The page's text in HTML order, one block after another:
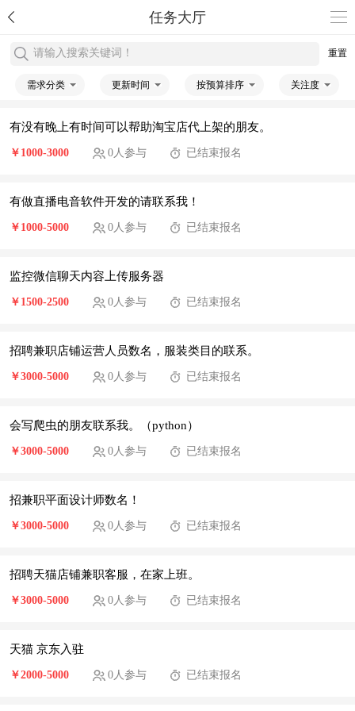
任务大厅
请输入搜索关键词！ 重置
需求分类 更新时间 按预算排序 关注度
有没有晚上有时间可以帮助淘宝店代上架的朋友。
￥1000-3000 0人参与 已结束报名
有做直播电音软件开发的请联系我！
￥1000-5000 0人参与 已结束报名
监控微信聊天内容上传服务器
￥1500-2500 0人参与 已结束报名
招聘兼职店铺运营人员数名，服装类目的联系。
￥3000-5000 0人参与 已结束报名
会写爬虫的朋友联系我。（python）
￥3000-5000 0人参与 已结束报名
招兼职平面设计师数名！
￥3000-5000 0人参与 已结束报名
招聘天猫店铺兼职客服，在家上班。
￥3000-5000 0人参与 已结束报名
天猫 京东入驻
￥2000-5000 0人参与 已结束报名